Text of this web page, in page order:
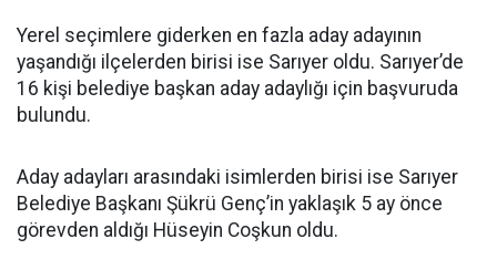
Yerel seçimlere giderken en fazla aday adayının
yaşandığı ilçelerden birisi ise Sarıyer oldu. Sarıyer’de
16 kişi belediye başkan aday adaylığı için başvuruda
bulundu.
Aday adayları arasındaki isimlerden birisi ise Sarıyer
Belediye Başkanı Şükrü Genç’in yaklaşık 5 ay önce
görevden aldığı Hüseyin Coşkun oldu.